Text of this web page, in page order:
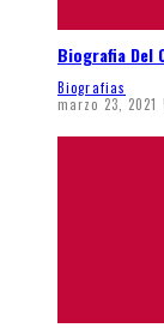
Biografia Del
Biografias
marzo 23, 2021